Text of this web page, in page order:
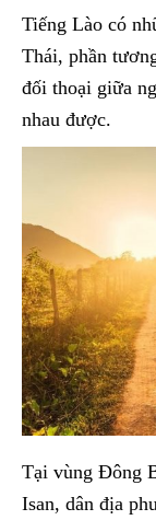
Tiếng Lào có
Thái, phần
đối thoại giữa
nhau được.
Tại vùng Đông
Isan, dân địa